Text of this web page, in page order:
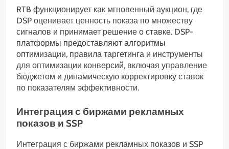
RTB функционирует как мгновенный аукцион, где
DSP оценивает ценность показа по множеству
сигналов и принимает решение о ставке. DSP-
платформы предоставляют алгоритмы
оптимизации, правила таргетинга и инструменты
для оптимизации конверсий, включая управление
бюджетом и динамическую корректировку ставок
по показателям эффективности.
Интеграция с биржами рекламных
показов и SSP
Интеграция с биржами рекламных показов и SSP